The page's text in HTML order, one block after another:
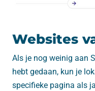
Websites
Als je nog weinig aan
hebt gedaan, kun je
specifieke pagina als